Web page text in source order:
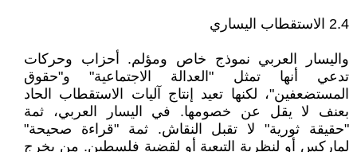
2.4 الاستقطاب اليساري
واليسار العربي نموذج خاص ومؤلم. أحزاب وحركات
تدعي أنها تمثل "العدالة الاجتماعية" و"حقوق
المستضعفين"، لكنها تعيد إنتاج آليات الاستقطاب الحاد
بعنف لا يقل عن خصومها. في اليسار العربي، ثمة
"حقيقة ثورية" لا تقبل النقاش. ثمة "قراءة صحيحة"
لماركس أو لنظرية التبعية أو لقضية فلسطين. من يخرج